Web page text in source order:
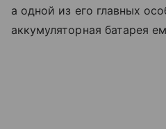
а одной из его главных
аккумуляторная батарея